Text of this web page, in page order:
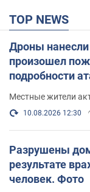
TOP NEWS
Дроны
произошел
подробности
Местные жители
10.08.2026 12:30
Разрушены
результате
человек. Фото